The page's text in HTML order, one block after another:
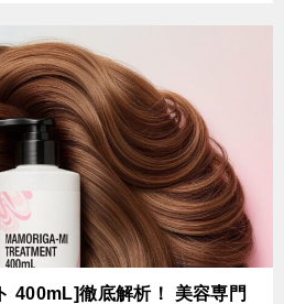
400mL]徹底解析！ 美容専門